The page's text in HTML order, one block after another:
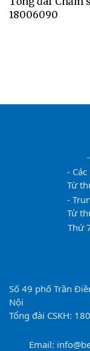
18006090
-
Từ
-
Từ
Thứ
Số 49 phố Trần
Nội
Tổng đài CSKH:
Email: